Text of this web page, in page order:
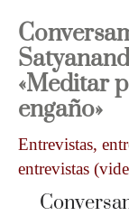
«Meditar
engaño»
Entrevistas,
entrevistas